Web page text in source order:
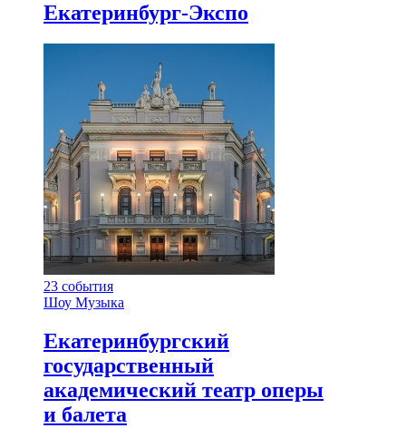
Екатеринбург-Экспо
23 события
Шоу Музыка
Екатеринбургский
государственный
академический театр оперы
и балета